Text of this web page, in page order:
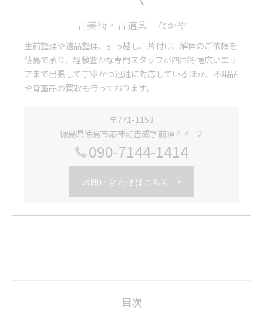
古美術・古道具 なかや
生前整理や遺品整理、引っ越し、片付け、解体のご依頼を
徳島で承り、経験豊かな専門スタッフが四国等幅広いエリ
アまで出張して丁寧かつ迅速に対応しているほか、不用品
や骨董品の買取も行っております。
〒771-1153
徳島県徳島市応神町吉成字前須４４−２
090-7144-1414
お問い合わせはこちら
目次